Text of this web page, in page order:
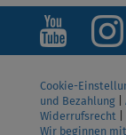
Cookie-
und Bezahlung
Widerrufsrecht
Wir beginnen